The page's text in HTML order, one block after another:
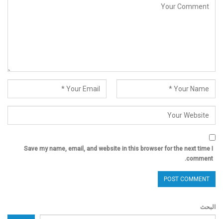
Save my name, email, and website in this browser for the next time I
comment.
البحث